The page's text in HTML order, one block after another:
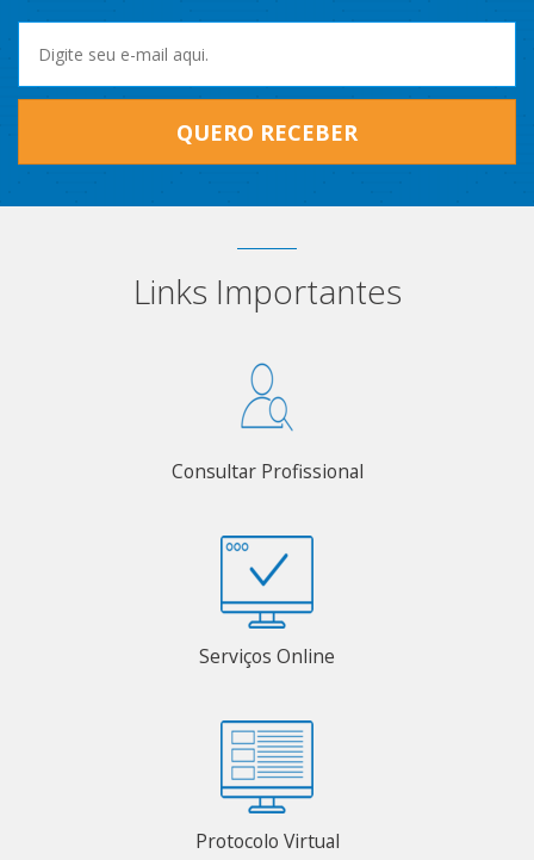
QUERO RECEBER
Links Importantes
Consultar Profissional
Serviços Online
Protocolo Virtual